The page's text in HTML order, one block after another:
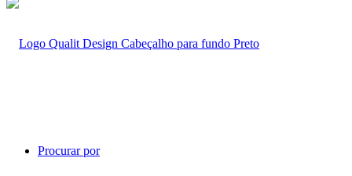
Procurar por